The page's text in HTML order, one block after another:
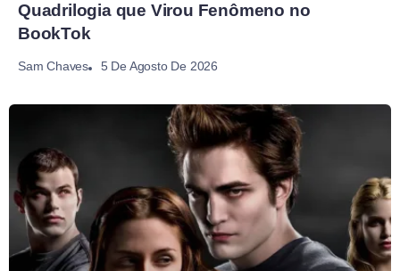
Quadrilogia que Virou Fenômeno no
BookTok
Sam Chaves 5 De Agosto De 2026